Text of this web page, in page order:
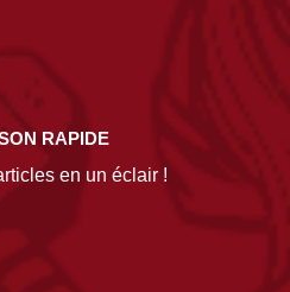
RAPIDE
en un éclair !